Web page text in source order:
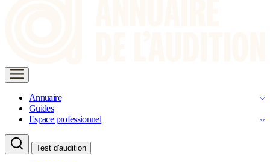
Annuaire
Guides
Espace professionnel
Test d'audition